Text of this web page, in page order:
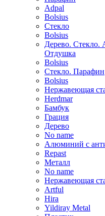
Adpal
Bolsius
Стекло
Bolsius
Дерево. Стекло.
Отдушка
Bolsius
Стекло. Парафин
Bolsius
Нержавеющая
Herdmar
Бамбук
Грация
Дерево
No name
Алюминий с
Repast
Металл
No name
Нержавеющая
Artful
Hira
Yildiray Metal